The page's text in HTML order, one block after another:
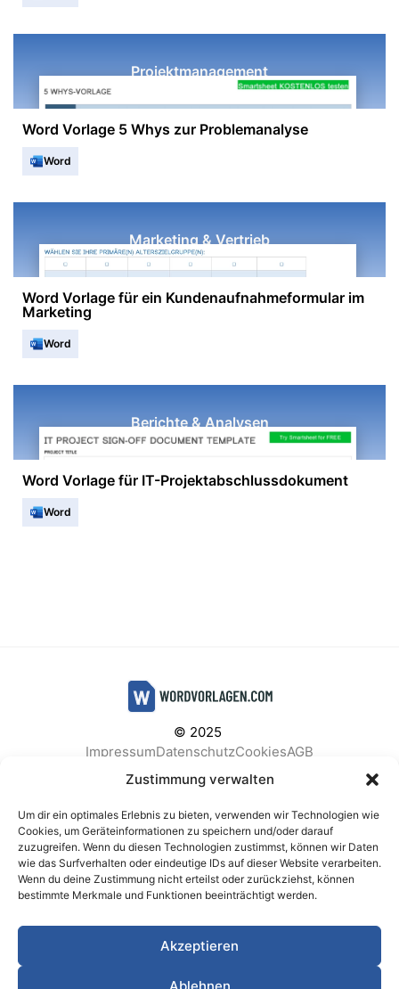
Zustimmung verwalten
Um dir ein optimales Erlebnis zu bieten, verwenden wir Technologien wie
Cookies, um Geräteinformationen zu speichern und/oder darauf
zuzugreifen. Wenn du diesen Technologien zustimmst, können wir Daten
wie das Surfverhalten oder eindeutige IDs auf dieser Website verarbeiten.
Wenn du deine Zustimmung nicht erteilst oder zurückziehst, können
bestimmte Merkmale und Funktionen beeinträchtigt werden.
Akzeptieren
Ablehnen
Projektmanagement
Word Vorlage 5 Whys zur Problemanalyse
Word
Marketing & Vertrieb
Word Vorlage für ein Kundenaufnahmeformular im
Marketing
Word
Berichte & Analysen
Word Vorlage für IT-Projektabschlussdokument
Word
© 2025
ImpressumDatenschutzCookiesAGB
Facebook
Instagram
BELIEBTE KATEGORIEN
Berichte & Analysen Business
Einkauf & Beschaffung
Gesundheit & Vorsorge